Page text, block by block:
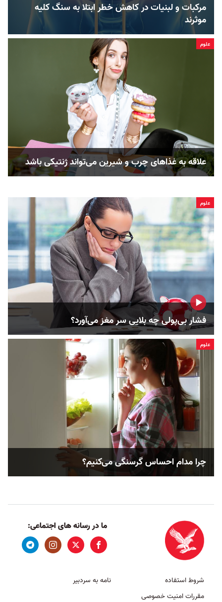
مرکبات و لبنیات در کاهش خطر ابتلا به سنگ کلیه
موثرند
علوم
علاقه به غذاهای چرب و شیرین می‌تواند ژنتیکی باشد
علوم
فشار بی‌پولی چه بلایی سر مغز می‌آورد؟
علوم
چرا مدام احساس گرسنگی می‌کنیم؟
ما در رسانه های اجتماعی:
شروط استفاده
مقررات امنیت خصوصی
نامه به سردبیر